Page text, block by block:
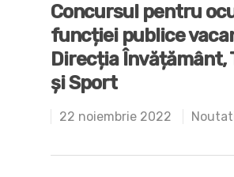
Concursul pentru
funcției publice
Direcția Învățământ,
și Sport
22 noiembrie 2022